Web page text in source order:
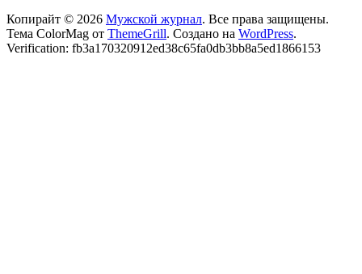
Копирайт © 2026 Мужской журнал. Все права защищены.
Тема ColorMag от ThemeGrill. Создано на WordPress.
Verification: fb3a170320912ed38c65fa0db3bb8a5ed1866153